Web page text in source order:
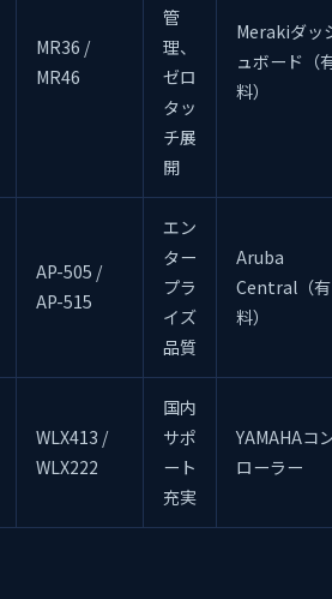
MR36 /
MR46
管
理、
ゼロ
タッ
チ展
開
Merakiダッ
ュボード（
料）
AP-505 /
AP-515
エン
ター
プラ
イズ
品質
Aruba
Central（有
料）
WLX413 /
WLX222
国内
サポ
ート
充実
YAMAHAコ
ローラー